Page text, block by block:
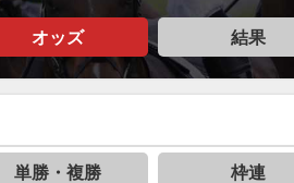
オッズ 結果
単勝・複勝 枠連